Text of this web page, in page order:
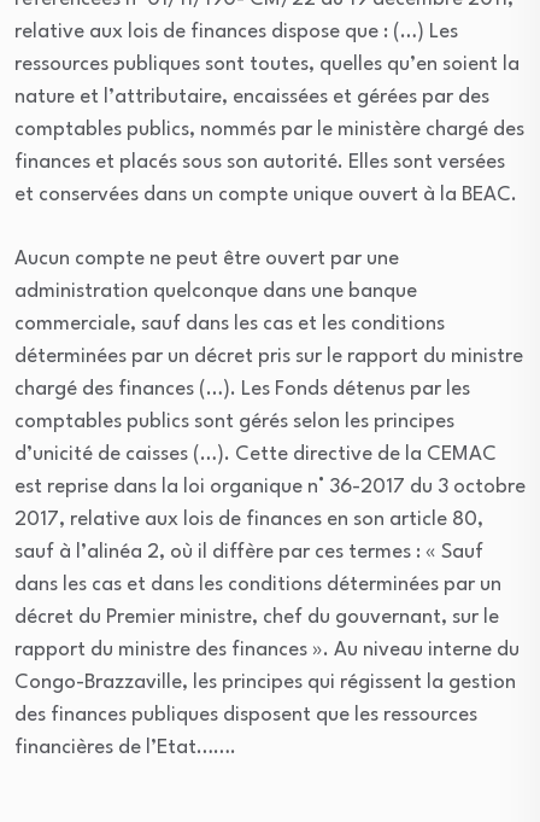
relative aux lois de finances dispose que : (…) Les
ressources publiques sont toutes, quelles qu’en soient la
nature et l’attributaire, encaissées et gérées par des
comptables publics, nommés par le ministère chargé des
finances et placés sous son autorité. Elles sont versées
et conservées dans un compte unique ouvert à la BEAC.
Aucun compte ne peut être ouvert par une
administration quelconque dans une banque
commerciale, sauf dans les cas et les conditions
déterminées par un décret pris sur le rapport du ministre
chargé des finances (…). Les Fonds détenus par les
comptables publics sont gérés selon les principes
d’unicité de caisses (…). Cette directive de la CEMAC
est reprise dans la loi organique n° 36-2017 du 3 octobre
2017, relative aux lois de finances en son article 80,
sauf à l’alinéa 2, où il diffère par ces termes : « Sauf
dans les cas et dans les conditions déterminées par un
décret du Premier ministre, chef du gouvernant, sur le
rapport du ministre des finances ». Au niveau interne du
Congo-Brazzaville, les principes qui régissent la gestion
des finances publiques disposent que les ressources
financières de l’Etat…….